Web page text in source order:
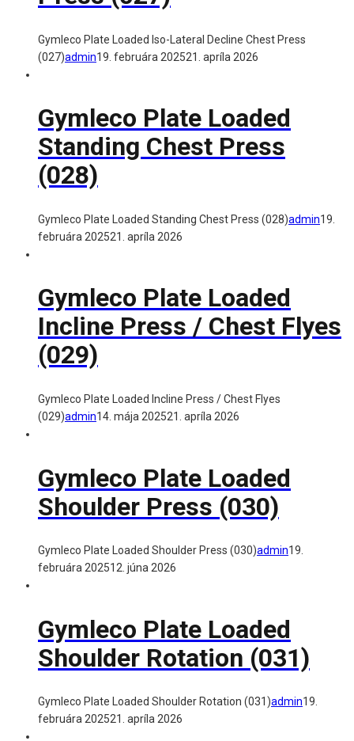
Gymleco Plate Loaded Iso-Lateral Decline Chest Press
(027)admin19. februára 202521. apríla 2026
Gymleco Plate Loaded
Standing Chest Press
(028)
Gymleco Plate Loaded Standing Chest Press (028)admin19.
februára 202521. apríla 2026
Gymleco Plate Loaded
Incline Press / Chest Flyes
(029)
Gymleco Plate Loaded Incline Press / Chest Flyes
(029)admin14. mája 202521. apríla 2026
Gymleco Plate Loaded
Shoulder Press (030)
Gymleco Plate Loaded Shoulder Press (030)admin19.
februára 202512. júna 2026
Gymleco Plate Loaded
Shoulder Rotation (031)
Gymleco Plate Loaded Shoulder Rotation (031)admin19.
februára 202521. apríla 2026